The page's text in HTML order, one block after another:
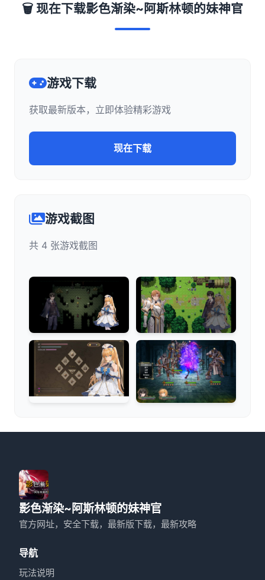
🗑️ 现在下载影色渐染~阿斯林顿的妹神官
游戏下载
获取最新版本，立即体验精彩游戏
现在下载
游戏截图
共 4 张游戏截图
影色渐染~阿斯林顿的妹神官
官方网址，安全下载，最新版下载，最新攻略
导航
玩法说明